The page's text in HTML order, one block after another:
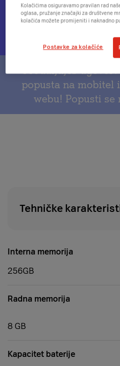
plaćanja
na
informacijama
o
se
modal
informacijama
na
povrat
u
Otvorit
se
provjeru
dostupnosti
proizvoda
Dostupnost u A1
popusta na mobitel
webu! Popusti se
Tehničke
Interna memorija
256GB
Radna memorija
8 GB
Kapacitet baterije
Kolačićima osiguravamo pravilan rad
oglasa, pružanje značajki za društvene
kolačića možete promijeniti i naknadno
Postavke za kolačiće